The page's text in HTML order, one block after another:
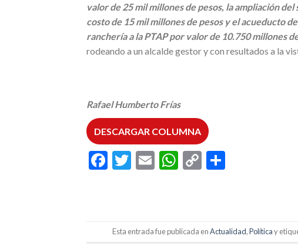
valor de 25 mil millones de pesos, la ampliación
costo de 15 mil millones de pesos y el acueducto
ranchería a la PTAP por valor de 10.750 millones
rodeando a un alcalde gestor y con resultados a la
Rafael Humberto Frías
DESCARGAR COLUMNA
Facebook
Twitter
EmailWhatsApp
Copy
Esta entrada fue publicada enActualidad,Políticay